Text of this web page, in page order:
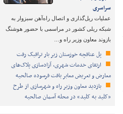
سراسری
عملیات ریل‌گذاری و اتصال راه‌آهن سبزوار به
شبکه ریلی کشور در مراسمی با حضور هوشنگ
بازوند معاون وزیر راه و…
پل عنافچه خوزستان زیر بار ترافیک رفت
ارتقای خدمات شهری، آزادسازی پلاک‌های
معارض و تعریض معابر بافت فرسوده صالحیه
بازدید معاون وزیر راه و شهرسازی از طرح
«کلید به کلید» در محله آسمان صالحیه